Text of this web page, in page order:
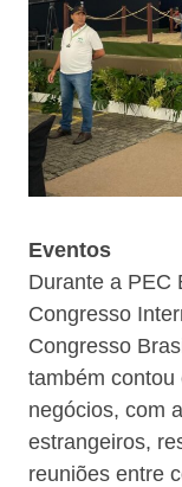
Eventos
Durante a PEC
Congresso
Congresso
também
negócios, com
estrangeiros,
reuniões entre